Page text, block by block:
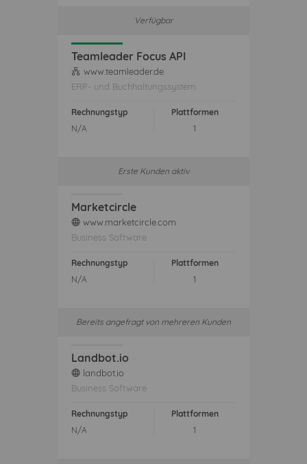
Verfügbar
Teamleader Focus API
api www.teamleader.de
ERP- und Buchhaltungssystem
Rechnungstyp
N/A
Plattformen
1
Erste Kunden aktiv
Marketcircle
web www.marketcircle.com
Business Software
Rechnungstyp
N/A
Plattformen
1
Bereits angefragt von mehreren Kunden
Landbot.io
web landbot.io
Business Software
Rechnungstyp
N/A
Plattformen
1